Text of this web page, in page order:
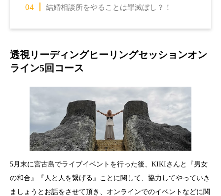
結婚相談所をやることは罪滅ぼし？！
透視リーディングヒーリングセッションオン
ライン5回コース
5月末に宮古島でライブイベントを行った後、KIKIさんと『男女
の和合』『人と人を繋げる』ことに関して、協力してやっていき
ましょうとお話をさせて頂き、オンラインでのイベントなどに関